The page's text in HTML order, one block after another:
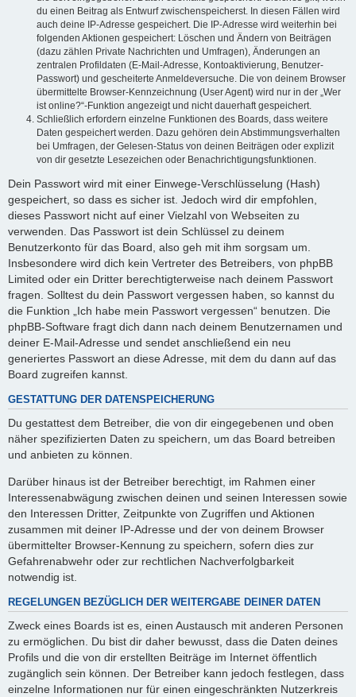
du einen Beitrag als Entwurf zwischenspeicherst. In diesen Fällen wird
auch deine IP-Adresse gespeichert. Die IP-Adresse wird weiterhin bei
folgenden Aktionen gespeichert: Löschen und Ändern von Beiträgen
(dazu zählen Private Nachrichten und Umfragen), Änderungen an
zentralen Profildaten (E-Mail-Adresse, Kontoaktivierung, Benutzer-
Passwort) und gescheiterte Anmeldeversuche. Die von deinem Browser
übermittelte Browser-Kennzeichnung (User Agent) wird nur in der „Wer
ist online?“-Funktion angezeigt und nicht dauerhaft gespeichert.
Schließlich erfordern einzelne Funktionen des Boards, dass weitere
Daten gespeichert werden. Dazu gehören dein Abstimmungsverhalten
bei Umfragen, der Gelesen-Status von deinen Beiträgen oder explizit
von dir gesetzte Lesezeichen oder Benachrichtigungsfunktionen.
Dein Passwort wird mit einer Einwege-Verschlüsselung (Hash)
gespeichert, so dass es sicher ist. Jedoch wird dir empfohlen,
dieses Passwort nicht auf einer Vielzahl von Webseiten zu
verwenden. Das Passwort ist dein Schlüssel zu deinem
Benutzerkonto für das Board, also geh mit ihm sorgsam um.
Insbesondere wird dich kein Vertreter des Betreibers, von phpBB
Limited oder ein Dritter berechtigterweise nach deinem Passwort
fragen. Solltest du dein Passwort vergessen haben, so kannst du
die Funktion „Ich habe mein Passwort vergessen“ benutzen. Die
phpBB-Software fragt dich dann nach deinem Benutzernamen und
deiner E-Mail-Adresse und sendet anschließend ein neu
generiertes Passwort an diese Adresse, mit dem du dann auf das
Board zugreifen kannst.
GESTATTUNG DER DATENSPEICHERUNG
Du gestattest dem Betreiber, die von dir eingegebenen und oben
näher spezifizierten Daten zu speichern, um das Board betreiben
und anbieten zu können.
Darüber hinaus ist der Betreiber berechtigt, im Rahmen einer
Interessenabwägung zwischen deinen und seinen Interessen sowie
den Interessen Dritter, Zeitpunkte von Zugriffen und Aktionen
zusammen mit deiner IP-Adresse und der von deinem Browser
übermittelter Browser-Kennung zu speichern, sofern dies zur
Gefahrenabwehr oder zur rechtlichen Nachverfolgbarkeit
notwendig ist.
REGELUNGEN BEZÜGLICH DER WEITERGABE DEINER DATEN
Zweck eines Boards ist es, einen Austausch mit anderen Personen
zu ermöglichen. Du bist dir daher bewusst, dass die Daten deines
Profils und die von dir erstellten Beiträge im Internet öffentlich
zugänglich sein können. Der Betreiber kann jedoch festlegen, dass
einzelne Informationen nur für einen eingeschränkten Nutzerkreis